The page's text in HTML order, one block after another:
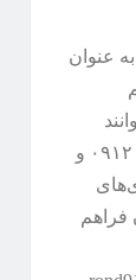
عنوان
انواع سیم کارت‌های همراه اول با کدهای مختلف ۰۹۱۲ و
فراهم